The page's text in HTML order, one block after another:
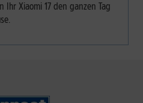
Ihr Xiaomi 17 den ganzen Tag